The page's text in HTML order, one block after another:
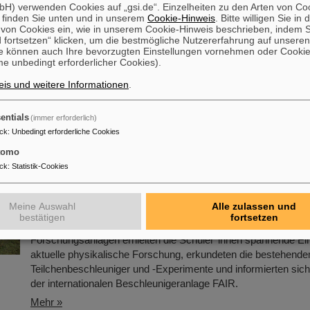
von GSI und FAIR ab sofort erhältlich
Der beliebte Jahreskalender von GSI und FAIR ist wieder
großformatige DIN-A2-Kalender bietet wie gewohnt eine
persönliche Eintragungen. Mit ansprechenden Bildern von
ein praktischer Planer für das ganze Jahr.
Mehr »
Morning Physics – Der Besuch bei GSI/
Rund 110 Oberstufenschüler*innen aus ganz Hessen
den 23. November, zum 25. Jubiläum der Veranstaltungsreihe
Morning Physics“ den GSI/FAIR-Campus. In Rundgängen
Forschungsanlagen erhielten die Schüler*innen spannende
aktuelle physikalische Forschung, erkundeten die
Teilchenbeschleuniger und -Experimente und informierten
der internationalen Beschleunigeranlage FAIR.
Mehr »
verwenden Cookies auf „gsi.de“. Einzelheiten zu den Arten von
Sie unten und in unserem Cookie-Hinweis . Bitte willigen Sie in
Cookies ein, wie in unserem Cookie-Hinweis beschrieben, indem
fortsetzen“ klicken, um die bestmögliche Nutzererfahrung auf
können auch Ihre bevorzugten Einstellungen vornehmen oder
unbedingt erforderlicher Cookies).
und weitere Informationen
(immer erforderlich)
: Unbedingt erforderliche Cookies
: Statistik-Cookies
Meine Auswahl
bestätigen
Alle zulassen und
fortsetzen